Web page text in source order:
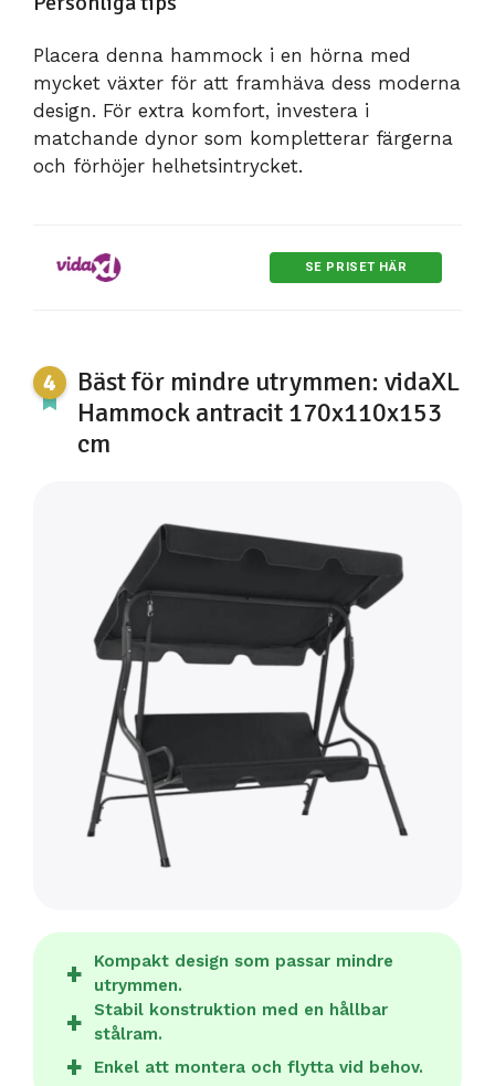
Placera denna hammock i en hörna med
mycket växter för att framhäva dess moderna
design. För extra komfort, investera i
matchande dynor som kompletterar färgerna
och förhöjer helhetsintrycket.
SE PRISET HÄR
Bäst för mindre utrymmen: vidaXL
Hammock antracit 170x110x153
cm
Kompakt design som passar mindre
utrymmen.
Stabil konstruktion med en hållbar
stålram.
Enkel att montera och flytta vid behov.